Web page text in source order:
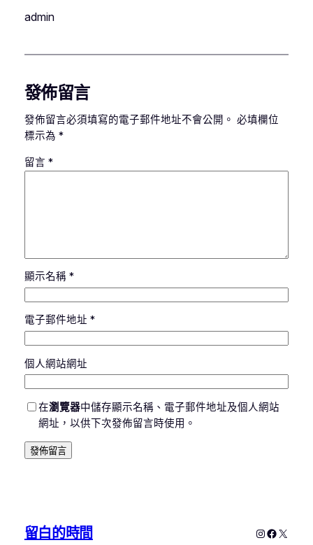
admin
發佈留言
發佈留言必須填寫的電子郵件地址不會公開。 必填欄位
標示為 *
留言 *
顯示名稱 *
電子郵件地址 *
個人網站網址
在瀏覽器中儲存顯示名稱、電子郵件地址及個人網站
網址，以供下次發佈留言時使用。
留白的時間 Instagram
X